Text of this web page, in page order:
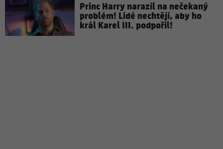
Princ Harry narazil na nečekaný
problém! Lidé nechtějí, aby ho
král Karel III. podpořil!